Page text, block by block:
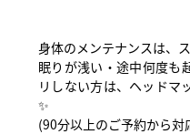
身体のメンテナンスは、
眠りが浅い・途中何度も
リしない方は、ヘッドマ
✨
(90分以上のご予約から対